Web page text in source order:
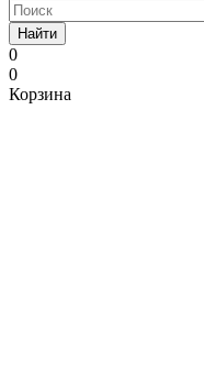
Найти
0
0
Корзина